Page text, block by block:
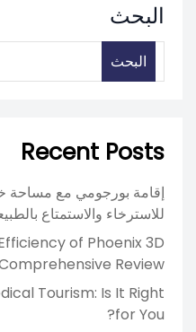
البحث
البحث
Recent Posts
إقامة بورجومي مع مساحة
للاسترخاء والاستمتاع
of Phoenix 3D
Review
Tourism: Is It Right
for You?